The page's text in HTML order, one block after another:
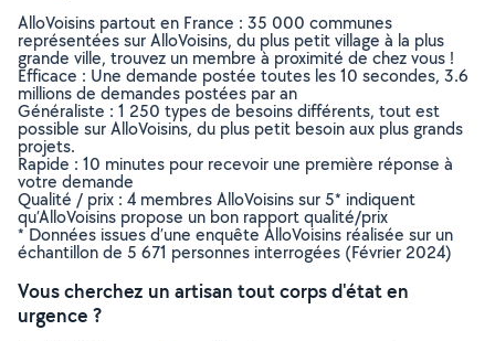
AlloVoisins partout en France : 35 000 communes
représentées sur AlloVoisins, du plus petit village à la plus
grande ville, trouvez un membre à proximité de chez vous !
Efficace : Une demande postée toutes les 10 secondes, 3.6
millions de demandes postées par an
Généraliste : 1 250 types de besoins différents, tout est
possible sur AlloVoisins, du plus petit besoin aux plus grands
projets.
Rapide : 10 minutes pour recevoir une première réponse à
votre demande
Qualité / prix : 4 membres AlloVoisins sur 5* indiquent
qu’AlloVoisins propose un bon rapport qualité/prix
* Données issues d’une enquête AlloVoisins réalisée sur un
échantillon de 5 671 personnes interrogées (Février 2024)
Vous cherchez un artisan tout corps d'état en
urgence ?